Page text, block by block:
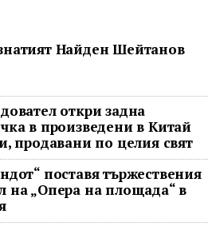
Найден Шейтанов
откри задна
в произведени в Китай
продавани по целия свят
поставя тържествения
на „Опера на площада“ в